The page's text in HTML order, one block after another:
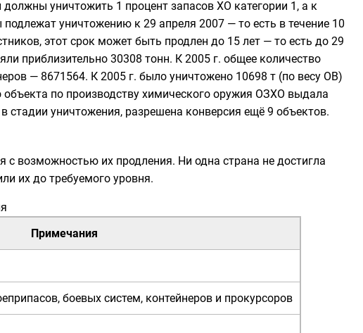
должны уничтожить 1 процент запасов ХО категории 1, а к
уничтожению к 29 апреля 2007 — то есть в течение 10
этот срок может быть продлен до 15 лет — то есть до 29
приблизительно 30308 тонн. К 2005 г. общее количество
— 8671564. К 2005 г. было уничтожено 10698 т (по весу ОВ)
по производству химического оружия ОЗХО выдала
уничтожения, разрешена конверсия ещё 9 объектов.
возможностью их продления. Ни одна страна не достигла
их до требуемого уровня.
Примечания
боевых систем, контейнеров и прокурсоров